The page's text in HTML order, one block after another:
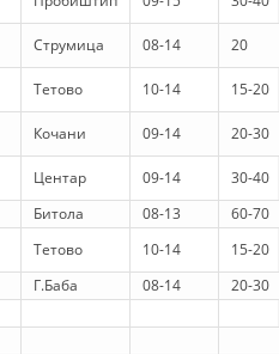
KËRKIM
PREVENTIVE
E PARË
I GJAKUT
Струмица 08-14 20
Тетово 10-14 15-20
Кочани 09-14 20-30
Центар 09-14
30-40
Битола 08-13
60-70
Тетово 10-14
15-20
Г.Баба 08-14
20-30